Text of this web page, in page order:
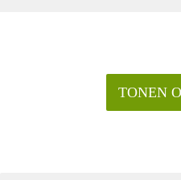
TONEN